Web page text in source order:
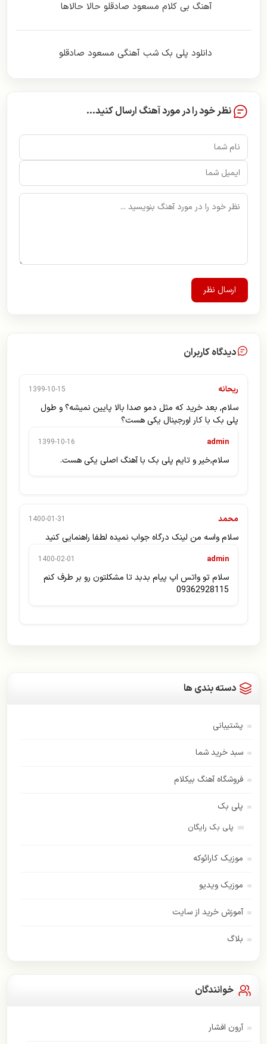
آهنگ بی کلام مسعود صادقلو حالا حالاها
دانلود پلی بک شب آهنگی مسعود صادقلو
نظر خود را در مورد آهنگ ارسال کنید...
ارسال نظر
دیدگاه کاربران
ریحانه 1399-10-15
سلام, بعد خرید که مثل دمو صدا بالا پایین نمیشه؟ و طول
پلی بک با کار اورجینال یکی هست؟
admin
1399-10-16
سلام,خیر و تایم پلی بک با آهنگ اصلی یکی هست.
محمد 1400-01-31
سلام واسه من لینک درگاه جواب نمیده لطفا راهنمایی کنید
admin
1400-02-01
سلام تو واتس اپ پیام بدبد تا مشکلتون رو بر طرف کنم
09362928115
دسته بندی ها
پشتیبانی
سبد خرید شما
فروشگاه آهنگ بیکلام
پلی بک
پلی بک رایگان
موزیک کارائوکه
موزیک ویدیو
آموزش خرید از سایت
بلاگ
خوانندگان
آرون افشار